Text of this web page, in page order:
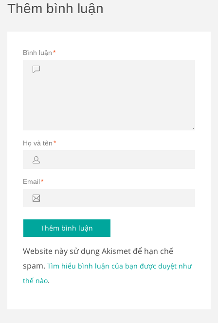
Thêm bình luận
Bình luận*
Họ và tên*
Email*
Website này sử dụng Akismet để hạn chế
spam. Tìm hiểu bình luận của bạn được duyệt như
thế nào.